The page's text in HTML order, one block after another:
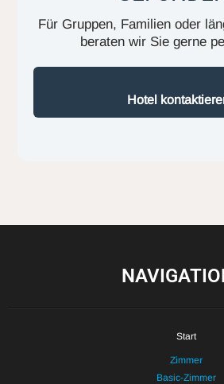
Für Gruppen, Familien oder
beraten wir Sie gerne
Hotel
Start
Zimmer
Basic-Zimmer